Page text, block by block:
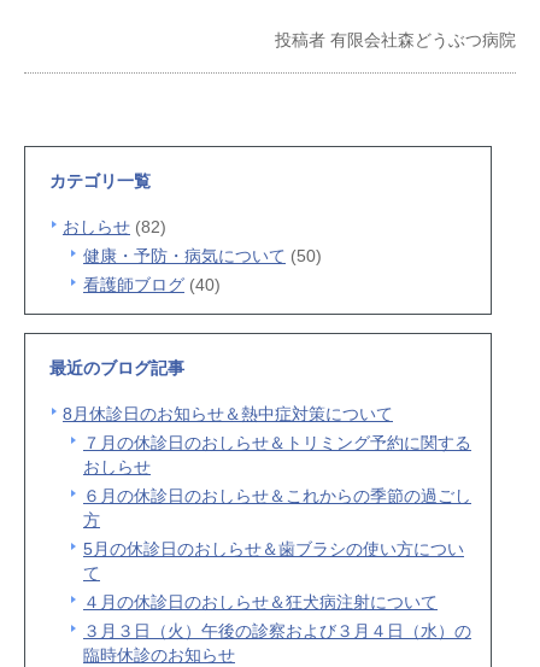
投稿者 有限会社森どうぶつ病院
カテゴリ一覧
おしらせ (82)
健康・予防・病気について (50)
看護師ブログ (40)
最近のブログ記事
8月休診日のお知らせ＆熱中症対策について
７月の休診日のおしらせ＆トリミング予約に関する
おしらせ
６月の休診日のおしらせ＆これからの季節の過ごし
方
5月の休診日のおしらせ＆歯ブラシの使い方につい
て
４月の休診日のおしらせ＆狂犬病注射について
３月３日（火）午後の診察および３月４日（水）の
臨時休診のお知らせ